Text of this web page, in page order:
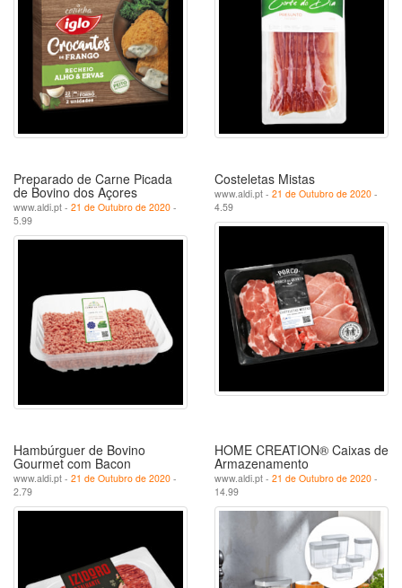
Preparado de Carne Picada
de Bovino dos Açores
www.aldi.pt - 21 de Outubro de 2020 -
5.99
Costeletas Mistas
www.aldi.pt - 21 de Outubro de 2020 -
4.59
Hambúrguer de Bovino
Gourmet com Bacon
www.aldi.pt - 21 de Outubro de 2020 -
2.79
HOME CREATION® Caixas de
Armazenamento
www.aldi.pt - 21 de Outubro de 2020 -
14.99